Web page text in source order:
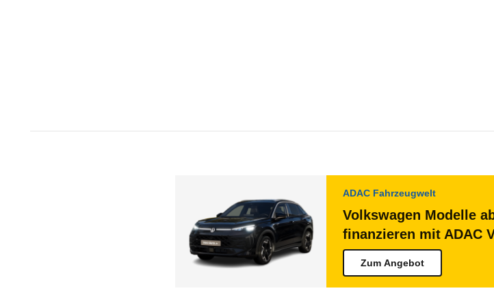
ADAC Fahrzeugwelt
Volkswagen Modelle
finanzieren mit ADAC
Zum Angebot